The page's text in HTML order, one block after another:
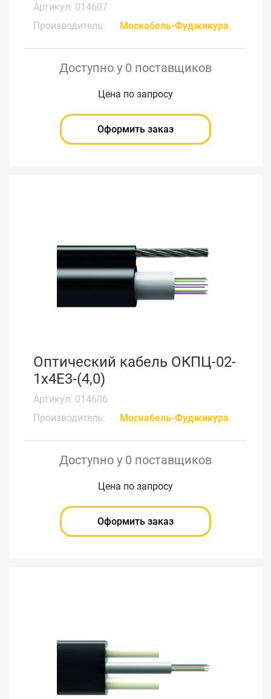
Артикул: 014607
Производитель:
Москабель-Фуджикура
Доступно у 0 поставщиков
Цена по запросу
Оформить заказ
Оптический кабель ОКПЦ-02-
1х4Е3-(4,0)
Артикул: 014606
Производитель:
Москабель-Фуджикура
Доступно у 0 поставщиков
Цена по запросу
Оформить заказ